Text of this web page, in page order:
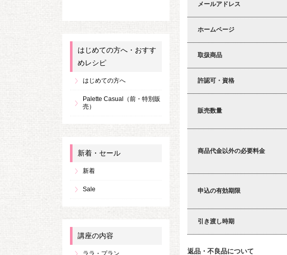
メールアドレス
ホームページ
取扱商品
許認可・資格
販売数量
商品代金以外の必要料金
申込の有効期限
引き渡し時期
返品・不良品について
はじめての方へ・おすす
めレシピ
はじめての方へ
Palette Casual（前・特別販
売）
新着・セール
新着
Sale
講座の内容